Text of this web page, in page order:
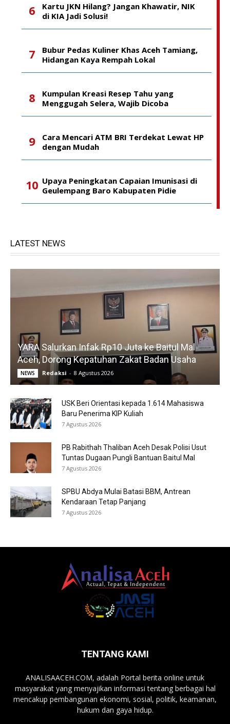
Kartu JKN Hilang? Jangan Khawatir, NIK
di KIA Jadi Solusi!
Bubur Pedas Kuliner Khas Aceh Tamiang,
Hidangan Kaya Rempah Lokal
Kumpulan Kreasi Resep Tahu yang
Menggugah Selera, Wajib Dicoba
Cara Mencari ATM BRI Terdekat Lewat HP
dengan Mudah
Upaya Peningkatan Capaian Imunisasi di
Geulempang Baro Kabupaten Pidie
LATEST NEWS
YARA Salurkan Infak Rp10 Juta ke Baitul Mal
Aceh, Dorong Kepatuhan Zakat Badan Usaha
NEWS Redaksi - 8 Agustus 2026
USK Beri Orientasi kepada 1.614 Mahasiswa
Baru Penerima KIP Kuliah
7 Agustus 2026
PB Rabithah Thaliban Aceh Desak Polisi Usut
Tuntas Dugaan Pungli Bantuan Baitul Mal
7 Agustus 2026
SPBU Abdya Mulai Batasi BBM, Antrean
Kendaraan Tetap Panjang
7 Agustus 2026
TENTANG KAMI
ANALISAACEH.COM, adalah Portal berita online untuk
masyarakat yang menyajikan informasi tentang berbagai hal
mencakup pembangunan ekonomi, sosial, politik, keamanan,
hukum dan gaya hidup.